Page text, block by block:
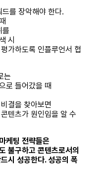
를 장악해야 한다.
를
시
가하도록 인플루언서 협
는
로 들어갔을 때
결을 찾아보면
텐츠가 원인임을 알 수
케팅 전략들은
불구하고 콘텐츠로서의
시 성공한다. 성공의 폭